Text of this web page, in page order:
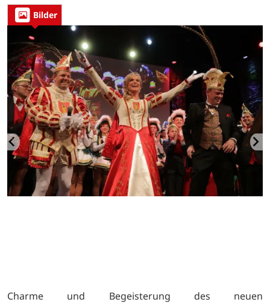
Bilder
Charme und Begeisterung des neuen